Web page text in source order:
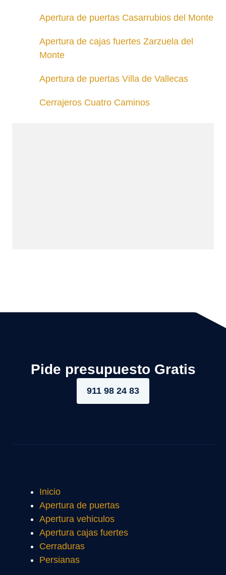
Apertura de puertas Casarrubios del Monte
Apertura de cajas fuertes Zarzuela del
Monte
Apertura de puertas Villa de Vallecas
Cerrajeros Cuatro Caminos
Pide presupuesto Gratis
911 98 24 83
Inicio
Apertura de puertas
Apertura vehiculos
Apertura cajas fuertes
Cerraduras
Persianas